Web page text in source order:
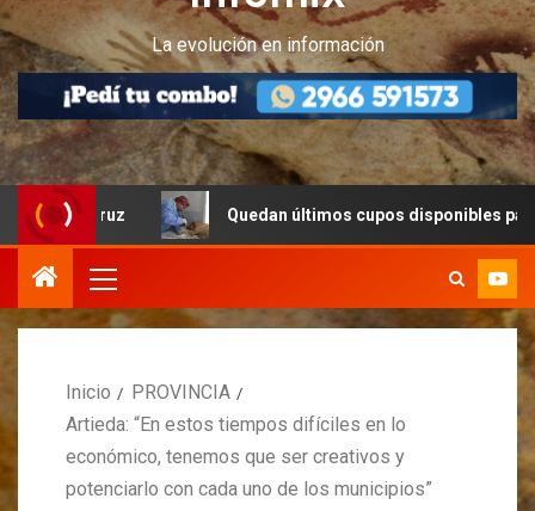
La evolución en información
Quedan últimos cupos disponibles para
Inicio
PROVINCIA
Artieda: “En estos tiempos difíciles en lo
económico, tenemos que ser creativos y
potenciarlo con cada uno de los municipios”